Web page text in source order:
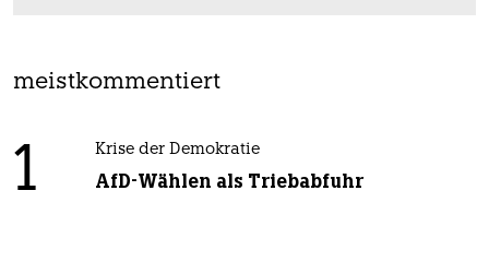
meistkommentiert
1 Krise der Demokratie
AfD-Wählen als Triebabfuhr